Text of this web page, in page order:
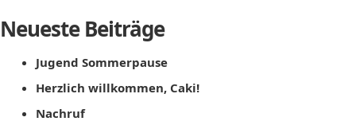
Neueste Beiträge
Jugend Sommerpause
Herzlich willkommen, Caki!
Nachruf